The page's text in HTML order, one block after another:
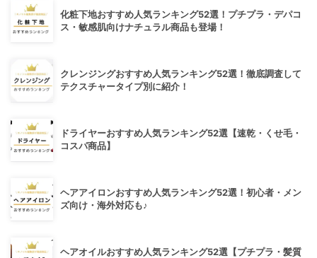
化粧下地おすすめ人気ランキング52選！プチプラ・デパコ
ス・敏感肌向けナチュラル商品も登場！
クレンジングおすすめ人気ランキング52選！徹底調査して
テクスチャータイプ別に紹介！
ドライヤーおすすめ人気ランキング52選【速乾・くせ毛・
コスパ商品】
ヘアアイロンおすすめ人気ランキング52選！初心者・メン
ズ向け・海外対応も♪
ヘアオイルおすすめ人気ランキング52選【プチプラ・髪質